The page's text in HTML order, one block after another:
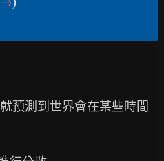
預測到世界會在某些時間